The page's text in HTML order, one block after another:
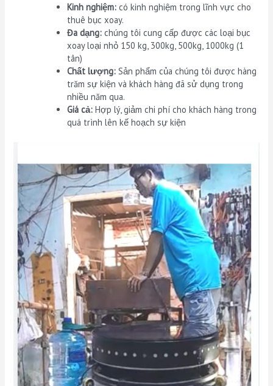
Kinh nghiệm:có kinh nghiệm trong lĩnh vực cho
thuê bục xoay.
Đa dạng:chúng tôi cung cấp được các loại bục
xoay loại nhỏ 150 kg, 300kg, 500kg, 1000kg (1
tân)
Chất lượng:Sản phẩm của chúng tôi được hàng
trăm sự kiện và khách hàng đã sử dụng trong
nhiều năm qua.
Giá cả:Hợp lý, giảm chi phí cho khách hàng trong
quá trình lên kế hoạch sự kiện